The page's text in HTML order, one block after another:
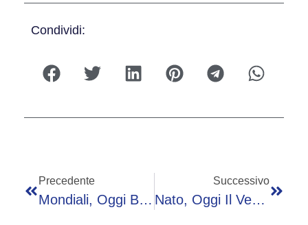
Condividi:
Precedente
Mondiali, Oggi Bosnia-Qatar: Orario, Probabili Formazioni E Dove Vederla In Tv
Successivo
Nato, Oggi Il Vertice E5 A Berlino In Vista Del Summit Di Ankara